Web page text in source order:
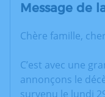
Message de
Chère famille,
C’est avec une
annonçons le
survenu le lundi